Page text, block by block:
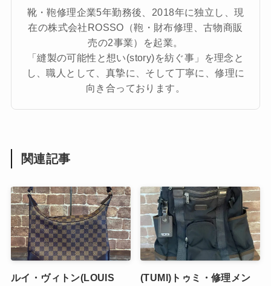
靴・鞄修理企業5年勤務後、2018年に独立し、現
在の株式会社ROSSO（鞄・財布修理、古物商販
売の2事業）を起業。
「縫製の可能性と想い(story)を紡ぐ事」を理念と
し、職人として、真摯に、そして丁寧に、修理に
向き合っております。
関連記事
ルイ・ヴィトン(LOUIS
(TUMI)トゥミ・修理メン